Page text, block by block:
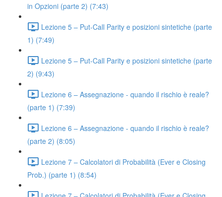
in Opzioni (parte 2) (7:43)
Lezione 5 – Put-Call Parity e posizioni sintetiche (parte
1) (7:49)
Lezione 5 – Put-Call Parity e posizioni sintetiche (parte
2) (9:43)
Lezione 6 – Assegnazione - quando il rischio è reale?
(parte 1) (7:39)
Lezione 6 – Assegnazione - quando il rischio è reale?
(parte 2) (8:05)
Lezione 7 – Calcolatori di Probabilità (Ever e Closing
Prob.) (parte 1) (8:54)